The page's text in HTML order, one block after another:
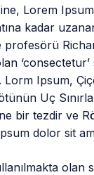
Lorem
kadar
profesörü
Lorm Ipsum,
Uç
bir tezdir ve
dolor sit